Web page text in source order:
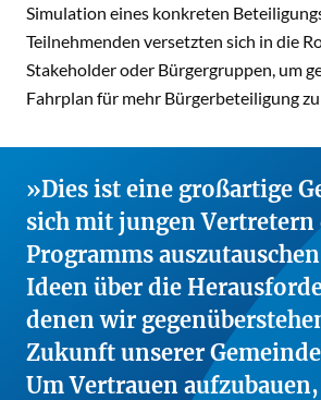
Simulation eines konkreten
Teilnehmenden versetzten sich in die
Stakeholder oder Bürgergruppen, um
Fahrplan für mehr Bürgerbeteiligung
Dies ist eine großartige
sich mit jungen Vertretern
Programms
Ideen über die
denen wir
Zukunft unserer
Um Vertrauen